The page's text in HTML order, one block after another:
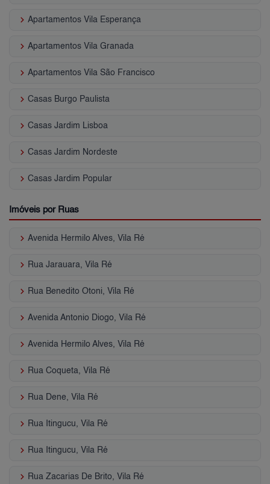
keyboard_arrow_right Apartamentos Vila Esperança
keyboard_arrow_right Apartamentos Vila Granada
keyboard_arrow_right Apartamentos Vila São Francisco
keyboard_arrow_right Casas Burgo Paulista
keyboard_arrow_right Casas Jardim Lisboa
keyboard_arrow_right Casas Jardim Nordeste
keyboard_arrow_right Casas Jardim Popular
Imóveis por Ruas
keyboard_arrow_right Avenida Hermilo Alves, Vila Ré
keyboard_arrow_right Rua Jarauara, Vila Ré
keyboard_arrow_right Rua Benedito Otoni, Vila Ré
keyboard_arrow_right Avenida Antonio Diogo, Vila Ré
keyboard_arrow_right Avenida Hermilo Alves, Vila Ré
keyboard_arrow_right Rua Coqueta, Vila Ré
keyboard_arrow_right Rua Dene, Vila Ré
keyboard_arrow_right Rua Itingucu, Vila Ré
keyboard_arrow_right Rua Itingucu, Vila Ré
keyboard_arrow_right Rua Zacarias De Brito, Vila Ré